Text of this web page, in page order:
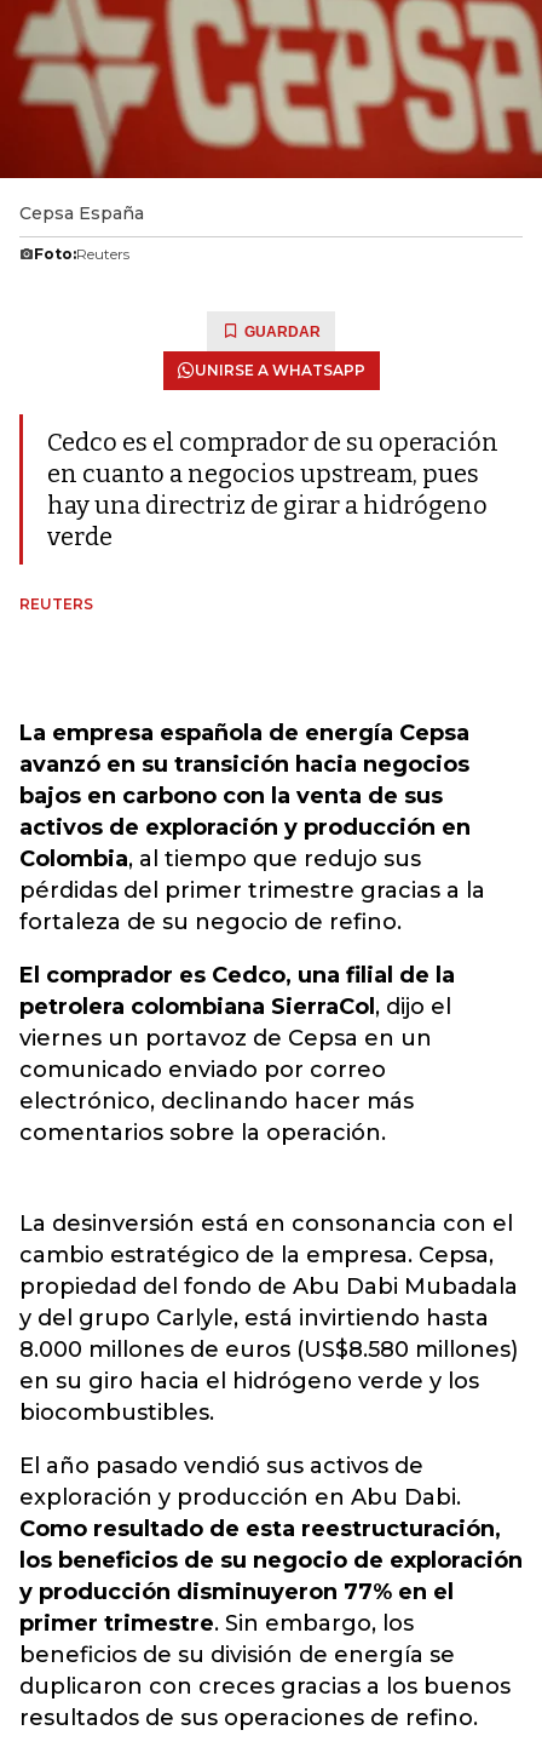
Cepsa España
Foto:Reuters
GUARDAR
UNIRSE A WHATSAPP
Cedco es el comprador de su operación
en cuanto a negocios upstream, pues
hay una directriz de girar a hidrógeno
verde
REUTERS
La empresa española de energía Cepsa
avanzó en su transición hacia negocios
bajos en carbono con la venta de sus
activos de exploración y producción en
Colombia, al tiempo que redujo sus
pérdidas del primer trimestre gracias a la
fortaleza de su negocio de refino.
El comprador es Cedco, una filial de la
petrolera colombiana SierraCol , dijo el
viernes un portavoz de Cepsa en un
comunicado enviado por correo
electrónico, declinando hacer más
comentarios sobre la operación.
La desinversión está en consonancia con el
cambio estratégico de la empresa. Cepsa,
propiedad del fondo de Abu Dabi Mubadala
y del grupo Carlyle, está invirtiendo hasta
8.000 millones de euros (US$8.580 millones)
en su giro hacia el hidrógeno verde y los
biocombustibles.
El año pasado vendió sus activos de
exploración y producción en Abu Dabi.
Como resultado de esta reestructuración,
los beneficios de su negocio de exploración
y producción disminuyeron 77% en el
primer trimestre. Sin embargo, los
beneficios de su división de energía se
duplicaron con creces gracias a los buenos
resultados de sus operaciones de refino.